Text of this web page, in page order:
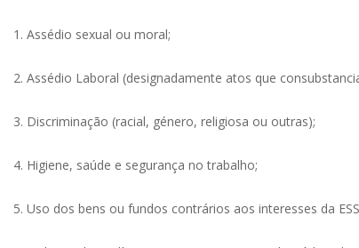
1. Assédio sexual ou moral;
2. Assédio Laboral (designadamente atos que
3. Discriminação (racial, género, religiosa ou outras);
4. Higiene, saúde e segurança no trabalho;
5. Uso dos bens ou fundos contrários aos interesses da